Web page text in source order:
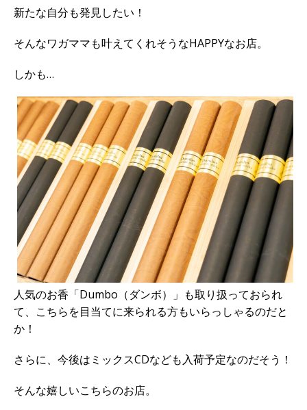
新たな自分も発見したい！
そんなワガママも叶えてくれそうなHAPPYなお店。
しかも…
人気のお香「Dumbo（ダンボ）」も取り扱っておられ
て、こちらを目当てに来られる方もいらっしゃるのだと
か！
さらに、今後はミックスCDなども入荷予定なのだそう！
そんな嬉しいこちらのお店。